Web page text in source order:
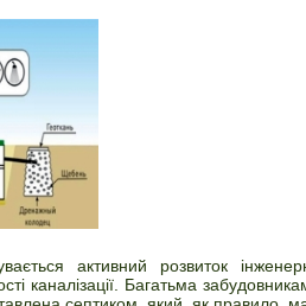
активний розвиток
каналізації. Багатьма